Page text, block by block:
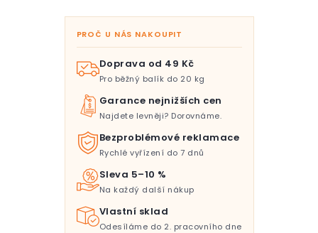
Sezóna & Volný čas
PROČ U NÁS NAKOUPIT
Doprava od 49 Kč
Pro běžný balík do 20 kg
Garance nejnižších cen
Najdete levněji? Dorovnáme.
Bezproblémové reklamace
Rychlé vyřízení do 7 dnů
Sleva 5–10 %
Na každý další nákup
Vlastní sklad
Odesíláme do 2. pracovního dne